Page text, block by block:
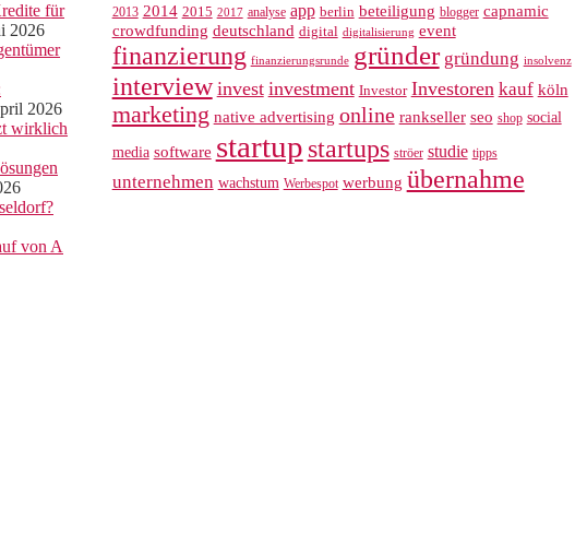
für
2026
2026
wirklich
von A
2013 2014 2015 2017 analyse app berlin beteiligung blogger capnamic
crowdfunding deutschland digital digitalisierung event
finanzierung finanzierungsrunde gründer gründung insolvenz
interview invest investment Investor Investoren kauf köln
marketing native advertising online rankseller seo shop social
media software startup startups ströer studie tipps
unternehmen wachstum Werbespot werbung übernahme